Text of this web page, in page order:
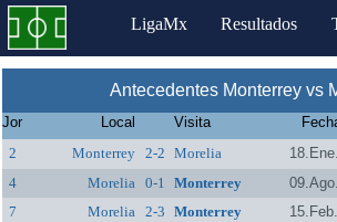
LigaMx Resultados
Antecedentes Monterrey vs
Jor Local Visita
2
Monterrey 2-2 Morelia
4
Morelia 0-1 Monterrey
7
Morelia 2-3 Monterrey